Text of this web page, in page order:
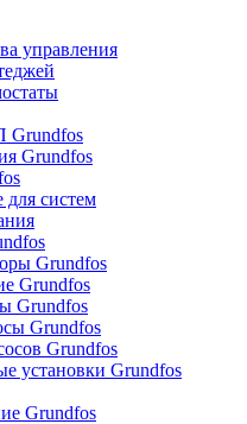
управления
Grundfos
Grundfos
систем
Grundfos
Grundfos
Grundfos
Grundfos
Grundfos
установки Grundfos
Grundfos